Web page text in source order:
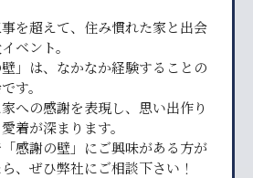
を超えて、住み慣れた家と出会
ベント。
」は、なかなか経験することの
す。
への感謝を表現し、思い出作り
着が深まります。
感謝の壁」にご興味がある方が
、ぜひ弊社にご相談下さい！